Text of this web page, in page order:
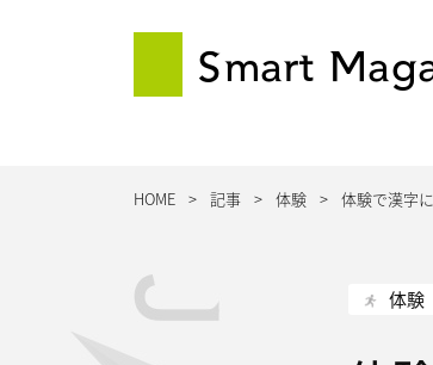
Smart
HOME 記事 体験 体験で漢字
体験